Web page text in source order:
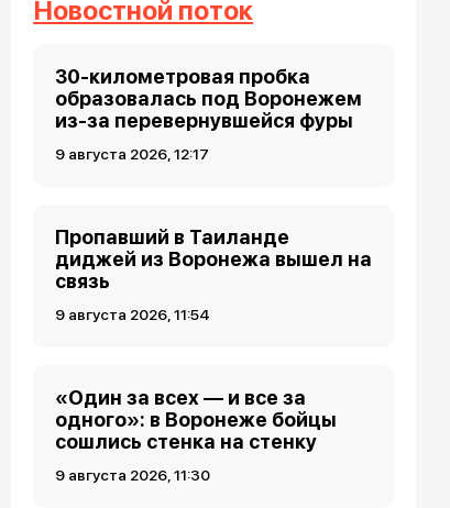
Новостной поток
30-километровая пробка
образовалась под Воронежем
из-за перевернувшейся фуры
9 августа 2026, 12:17
Пропавший в Таиланде
диджей из Воронежа вышел на
связь
9 августа 2026, 11:54
«Один за всех — и все за
одного»: в Воронеже бойцы
сошлись стенка на стенку
9 августа 2026, 11:30